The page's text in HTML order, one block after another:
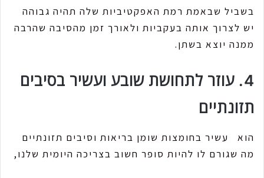
בשביל שבאמת רמת האפקטיביות שלה תהיה גבוהה
יש לצרוך אותה בעקביות ולאורך זמן מהסיבה שהרבה
ממנה יוצא בשתן.
4. עוזר לתחושת שובע ועשיר בסיבים
תזונתיים
הוא עשיר בחומצות שומן בריאות וסיבים תזונתיים
מה שגורם לו להיות סופר חשוב בצריכה היומית שלנו,